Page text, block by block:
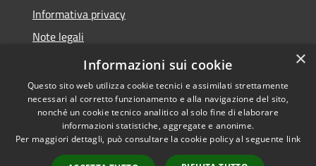
Informativa privacy
Note legali
Dichiarazione di accessibilità
Accessibilità
Dichiarazione di
accessibilità
×
Informazioni sui cookie
Questo sito web utilizza cookie tecnici e assimilati strettamente
necessari al corretto funzionamento e alla navigazione del sito,
nonché un cookie tecnico analitico al solo fine di elaborare
informazioni statistiche, aggregate e anonime.
Per maggiori dettagli, può consultare la cookie policy al seguente link